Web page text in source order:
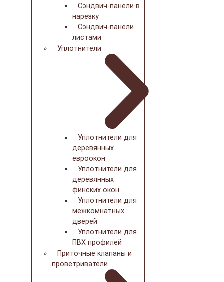
Сэндвич-панели в
нарезку
Сэндвич-панели
листами
Уплотнители
Уплотнители для
деревянных
евроокон
Уплотнители для
деревянных
финских окон
Уплотнители для
межкомнатных
дверей
Уплотнители для
ПВХ профилей
Приточные клапаны и
проветриватели